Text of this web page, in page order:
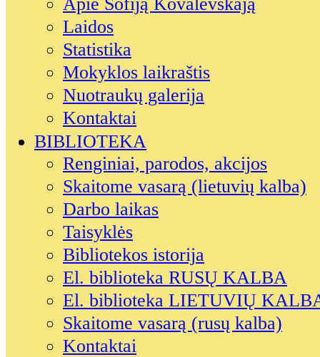
Laidos
Statistika
Mokyklos laikraštis
Nuotraukų galerija
Kontaktai
BIBLIOTEKA
Renginiai, parodos, akcijos
Skaitome vasarą (lietuvių kalba)
Darbo laikas
Taisyklės
Bibliotekos istorija
El. biblioteka RUSŲ KALBA
El. biblioteka LIETUVIŲ
Skaitome vasarą (rusų kalba)
Kontaktai